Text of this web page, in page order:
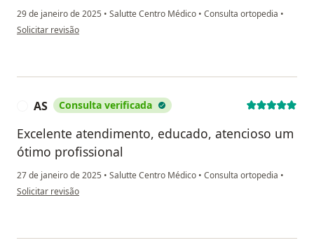
29 de janeiro de 2025 • Salutte Centro Médico • Consulta ortopedia •
na opinião do utilizador T.V.
Solicitar revisão
AS Consulta verificada
Excelente atendimento, educado, atencioso um
ótimo profissional
27 de janeiro de 2025 • Salutte Centro Médico • Consulta ortopedia •
na opinião do utilizador AS
Solicitar revisão